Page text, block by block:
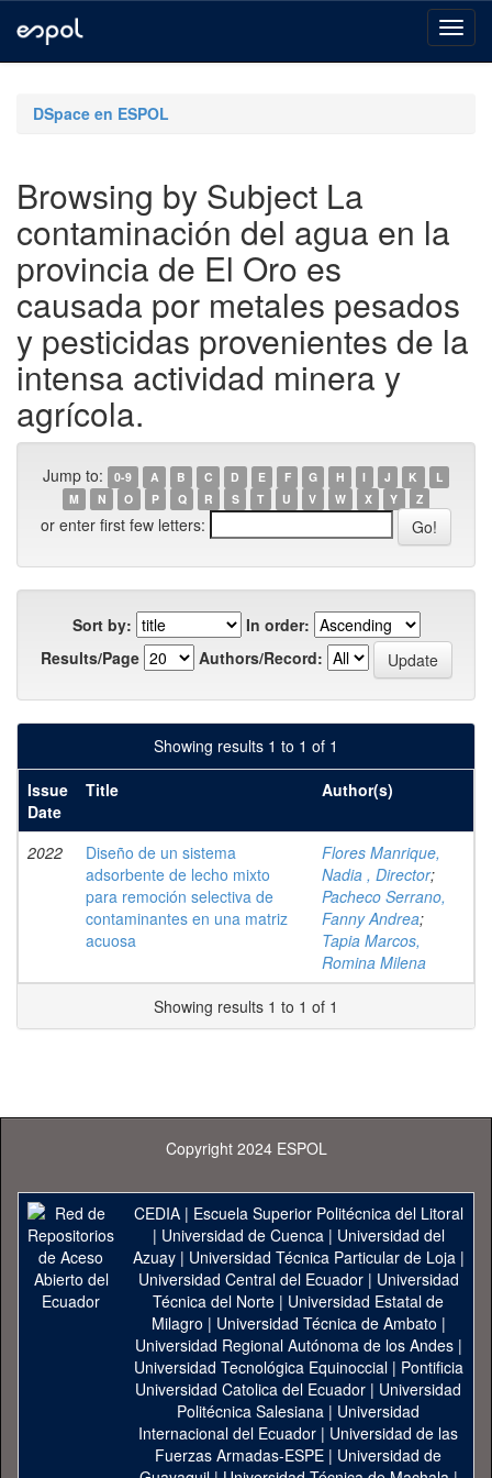
navigationDSpace en ESPOL
Browsing by Subject La
contaminación del agua en la
provincia de El Oro es
causada por metales pesados
y pesticidas provenientes de la
intensa actividad minera y
agrícola.
Jump to: 0-9 A B C D E F G H I J K
L
M
N O P Q R S T U V W X Y Z
or enter first few letters:
Sort by:
In order:
Results/Page
Authors/Record:
Showing results 1 to 1 of 1
Issue
Date
Title Author(s)
2022
Diseño de un sistema
adsorbente de lecho mixto
para remoción selectiva de
contaminantes en una matriz
acuosa
Flores Manrique,
Nadia , Director;
Pacheco Serrano,
Fanny Andrea;
Tapia Marcos,
Romina Milena
Showing results 1 to 1 of 1
Copyright 2024 ESPOL
CEDIA| Escuela Superior Politécnica del Litoral
| Universidad de Cuenca| Universidad del
Azuay| Universidad Técnica Particular de Loja|
Universidad Central del Ecuador| Universidad
Técnica del Norte | Universidad Estatal de
Milagro | Universidad Técnica de Ambato |
Universidad Regional Autónoma de los Andes|
Universidad Tecnológica Equinoccial| Pontificia
Universidad Catolica del Ecuador | Universidad
Politécnica Salesiana | Universidad
Internacional del Ecuador | Universidad de las
Fuerzas Armadas-ESPE | Universidad de